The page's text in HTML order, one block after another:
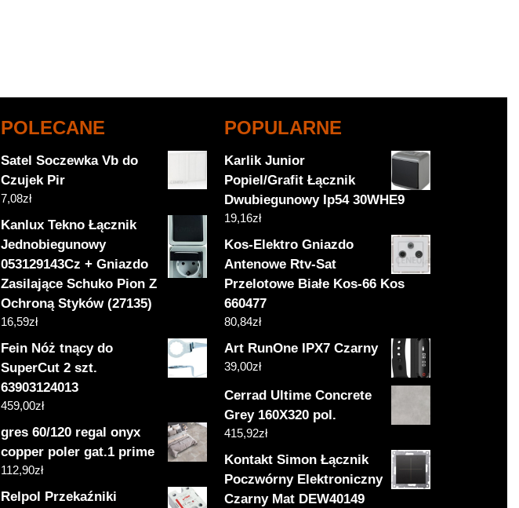
POLECANE
Satel Soczewka Vb do
Czujek Pir
7,08zł
Kanlux Tekno Łącznik
Jednobiegunowy
053129143Cz + Gniazdo
Zasilające Schuko Pion Z
Ochroną Styków (27135)
16,59zł
Fein Nóż tnący do
SuperCut 2 szt.
63903124013
459,00zł
gres 60/120 regal onyx
copper poler gat.1 prime
112,90zł
Relpol Przekaźniki
POPULARNE
Karlik Junior
Popiel/Grafit Łącznik
Dwubiegunowy Ip54 30WHE9
19,16zł
Kos-Elektro Gniazdo
Antenowe Rtv-Sat
Przelotowe Białe Kos-66 Kos
660477
80,84zł
Art RunOne IPX7 Czarny
39,00zł
Cerrad Ultime Concrete
Grey 160X320 pol.
415,92zł
Kontakt Simon Łącznik
Poczwórny Elektroniczny
Czarny Mat DEW40149